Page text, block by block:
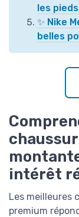
les pieds
✨ Nike
belles
intérêt
Les meilleures
premium